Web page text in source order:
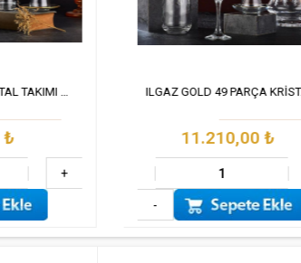
KOZA 49 PARÇA KRİSTAL TAKIMI GOLD
11.210,00₺